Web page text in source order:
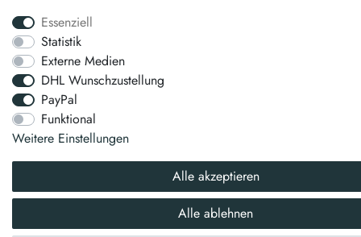
Essenziell
Statistik
Externe Medien
DHL Wunschzustellung
PayPal
Funktional
Weitere Einstellungen
Alle akzeptieren
Alle ablehnen